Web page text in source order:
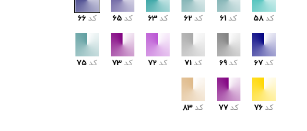
کد 58 کد 61 کد 62 کد 63 کد 65 کد 66
کد 67 کد 69 کد 71 کد 72 کد 73 کد 75
کد 76 کد 77 کد 83